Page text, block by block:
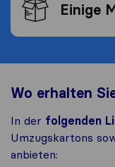
Einige
Wo erhalten
In der folgenden
Umzugskartons
anbieten: